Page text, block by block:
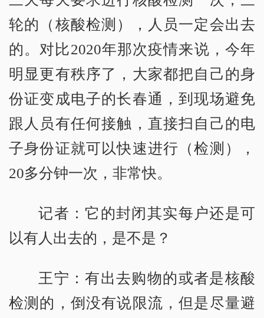
轮的（核酸检测），人员一定会出去
的。对比2020年那次疫情来说，今年
明显更有秩序了，大家都把自己的身
份证变成电子的长春通，到现场避免
跟人员有任何接触，直接扫自己的电
子身份证就可以快速进行（检测），
20多分钟一次，非常快。
记者：它的封闭其实每户还是可
以有人出去的，是不是？
王宁：有出去购物的或者是核酸
检测的，倒没有说限流，但是尽量避